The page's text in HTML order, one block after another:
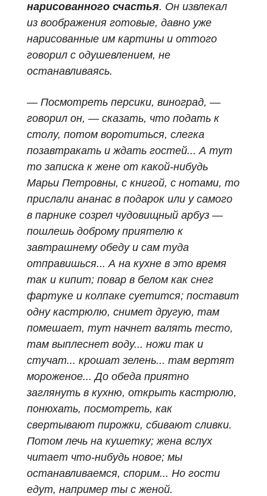
нарисованного счастья. Он извлекал
из воображения готовые, давно уже
нарисованные им картины и оттого
говорил с одушевлением, не
останавливаясь.
— Посмотреть персики, виноград, —
говорил он, — сказать, что подать к
столу, потом воротиться, слегка
позавтракать и ждать гостей... А тут
то записка к жене от какой-нибудь
Марьи Петровны, с книгой, с нотами, то
прислали ананас в подарок или у самого
в парнике созрел чудовищный арбуз —
пошлешь доброму приятелю к
завтрашнему обеду и сам туда
отправишься... А на кухне в это время
так и кипит; повар в белом как снег
фартуке и колпаке суетится; поставит
одну кастрюлю, снимет другую, там
помешает, тут начнет валять тесто,
там выплеснет воду... ножи так и
стучат... крошат зелень... там вертят
мороженое... До обеда приятно
заглянуть в кухню, открыть кастрюлю,
понюхать, посмотреть, как
свертывают пирожки, сбивают сливки.
Потом лечь на кушетку; жена вслух
читает что-нибудь новое; мы
останавливаемся, спорим... Но гости
едут, например ты с женой.